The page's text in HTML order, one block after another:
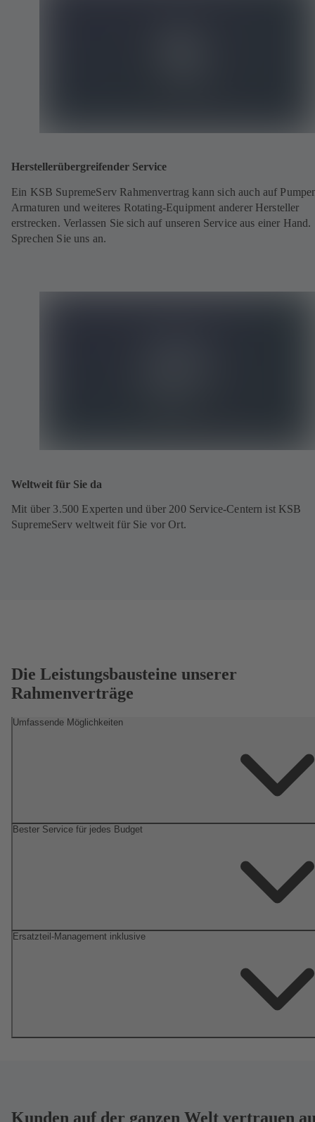
Herstellerübergreifender Service
Ein KSB SupremeServ Rahmenvertrag kann sich auch auf
Armaturen und weiteres Rotating-Equipment anderer Hersteller
erstrecken. Verlassen Sie sich auf unseren Service aus einer Hand.
Sprechen Sie uns an.
Weltweit für Sie da
Mit über 3.500 Experten und über 200 Service-Centern ist KSB
SupremeServ weltweit für Sie vor Ort.
Die Leistungsbausteine unserer
Rahmenverträge
Umfassende Möglichkeiten
Bester Service für jedes Budget
Ersatzteil-Management inklusive
Kunden auf der ganzen Welt vertrauen